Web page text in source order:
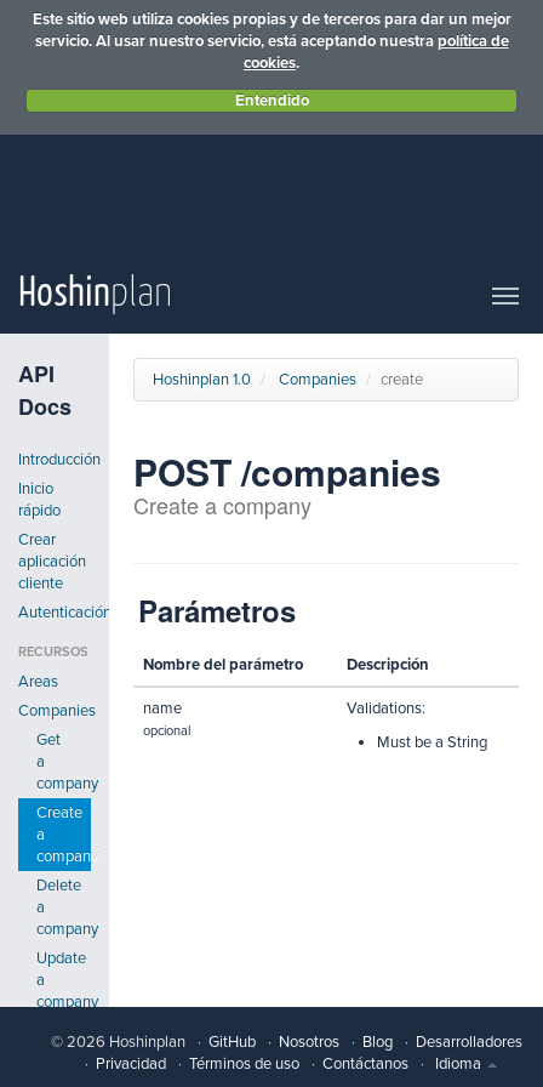
Este sitio web utiliza cookies propias y de terceros para dar un mejor
servicio. Al usar nuestro servicio, está aceptando nuestrapolítica de
cookies.
Entendido
Hoshinplan
API
Docs
Introducción
Inicio
rápido
Crear
aplicación
cliente
Autenticación
RECURSOS
Areas
Companies
Get
a
company
Create
a
company
Delete
a
company
Update
a
company
Hoshinplan 1.0 Companies create
POST /companies
Create a company
Parámetros
Nombre del parámetro Descripción
name
opcional
Validations:
Must be a String
© 2026 Hoshinplan GitHub Nosotros Blog
Desarrolladores
Privacidad
Términos de uso Contáctanos Idioma